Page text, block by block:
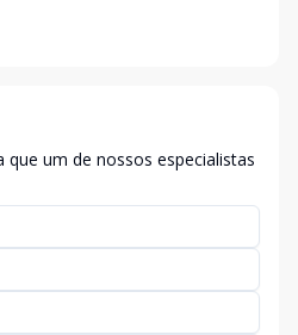
que um de nossos especialistas